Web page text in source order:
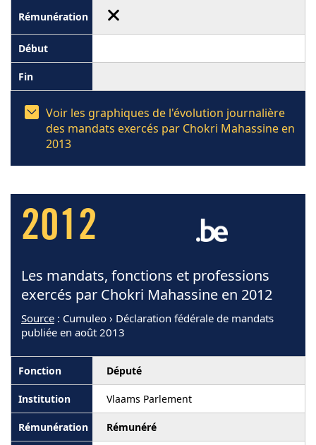
Voir les graphiques de l'évolution journalière
des mandats exercés par Chokri Mahassine en
2013
2012
Les mandats, fonctions et professions
exercés par Chokri Mahassine en 2012
Source : Cumuleo › Déclaration fédérale de mandats
publiée en août 2013
Député
Vlaams Parlement
Rémunéré